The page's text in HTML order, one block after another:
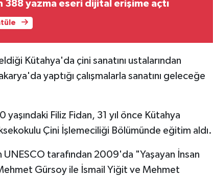
388 yazma eseri dijital erişime açtı
Kütahya'da çini sanatını ustalarından
yaptığı çalışmalarla sanatını geleceğe
yaşındaki Filiz Fidan, 31 yıl önce Kütahya
Çini İşlemeciliği Bölümünde eğitim aldı.
tarafından 2009'da "Yaşayan İnsan
Gürsoy ile İsmail Yiğit ve Mehmet